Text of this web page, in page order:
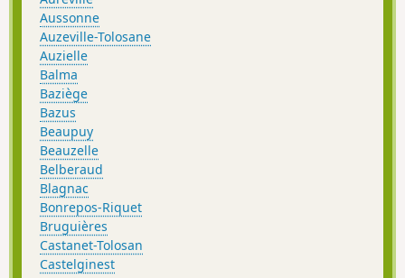
Aussonne
Auzeville-Tolosane
Auzielle
Balma
Baziège
Bazus
Beaupuy
Beauzelle
Belberaud
Blagnac
Bonrepos-Riquet
Bruguières
Castanet-Tolosan
Castelginest